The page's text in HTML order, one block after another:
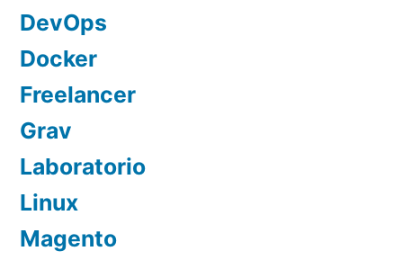
DevOps
Docker
Freelancer
Grav
Laboratorio
Linux
Magento